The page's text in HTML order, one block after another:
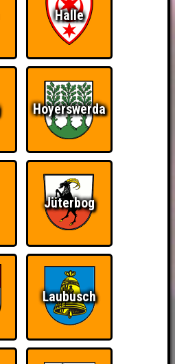
Halle
Hoyerswerda
Jüterbog
Laubusch